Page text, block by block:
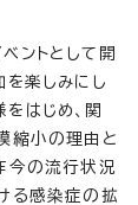
ントとして開
を楽しみにし
はじめ、関
縮小の理由と
今の流行状況
る感染症の拡